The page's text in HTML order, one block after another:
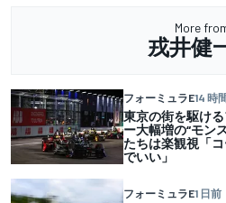
More
戎井健
フォーミュラE14 時
東京の街を駆け
ー大幅増の“モン
たちは楽観視「
でいい」
フォーミュラE1 日前